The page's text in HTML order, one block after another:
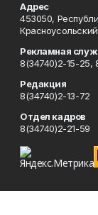
Адрес
453050,
Рекламная
8(34740)2-15-25,
Редакция
8(34740)2-13-72
Отдел кадров
8(34740)2-21-59